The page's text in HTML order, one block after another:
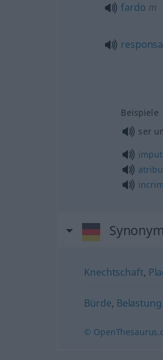
fardo m
Beispiele
ser
Knechtschaft,
Bürde, Belastung
©